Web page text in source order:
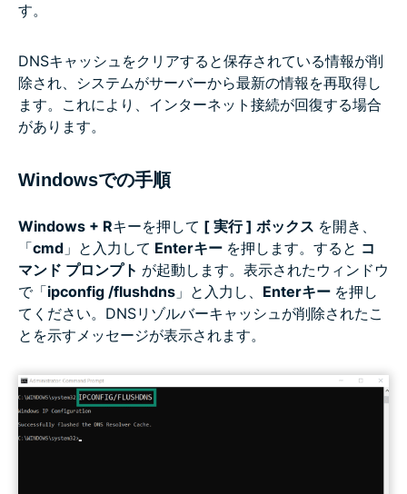
す。
DNSキャッシュをクリアすると保存されている情報が削
除され、システムがサーバーから最新の情報を再取得し
ます。これにより、インターネット接続が回復する場合
があります。
Windowsでの手順
Windows + Rキーを押して [ 実行 ] ボックス を開き、
「cmd 」と入力して Enterキー を押します。すると コ
マンド プロンプト が起動します。表示されたウィンドウ
で「ipconfig /flushdns 」と入力し、 Enterキー を押し
てください。DNSリゾルバーキャッシュが削除されたこ
とを示すメッセージが表示されます。